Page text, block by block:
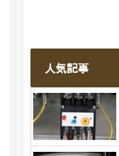
人気記事